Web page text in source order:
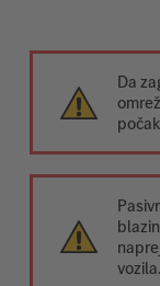
Da
vozila.